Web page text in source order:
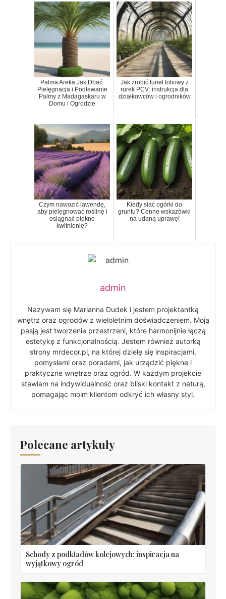
Palma Areka Jak Dbać:
Pielęgnacja i Podlewanie
Palmy z Madagaskaru w
Domu i Ogrodzie
Jak zrobić tunel foliowy z
rurek PCV: instrukcja dla
działkowców i ogrodników
Czym nawozić lawendę,
aby pielęgnować roślinę i
osiągnąć piękne
kwitnienie?
Kiedy siać ogórki do
gruntu? Cenne wskazówki
na udaną uprawę!
admin
Nazywam się Marianna Dudek i jestem projektantką
wnętrz oraz ogrodów z wieloletnim doświadczeniem. Moją
pasją jest tworzenie przestrzeni, które harmonijnie łączą
estetykę z funkcjonalnością. Jestem również autorką
strony mrdecor.pl, na której dzielę się inspiracjami,
pomysłami oraz poradami, jak urządzić piękne i
praktyczne wnętrze oraz ogród. W każdym projekcie
stawiam na indywidualność oraz bliski kontakt z naturą,
pomagając moim klientom odkryć ich własny styl.
Polecane artykuły
Schody z podkładów kolejowych: inspiracja na
wyjątkowy ogród